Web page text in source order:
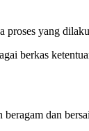
yang
berkas
dan